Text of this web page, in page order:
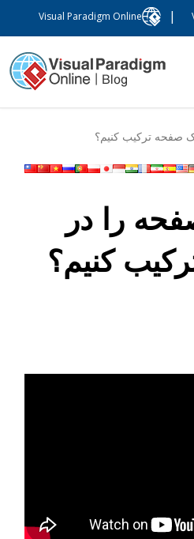
Visual Paradigm Online
ترکیب کنیم؟
را در
کنیم؟